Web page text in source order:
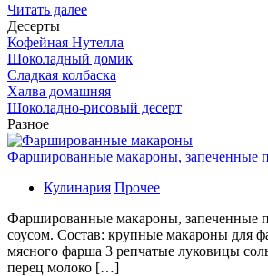
Читать далее
Десерты
Кофейная Нутелла
Шоколадный домик
Сладкая колбаска
Халва домашняя
Шоколадно-рисовый десерт
Разное
Фаршированные макароны, запеченные
Кулинария Прочее
Фаршированные макароны, запеченные
соусом. Состав: крупные макароны для
мясного фарша 3 репчатые луковицы
перец молоко […]